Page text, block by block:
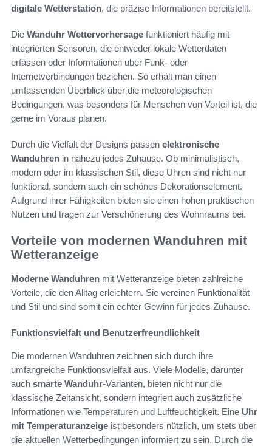
digitale Wetterstation, die präzise Informationen bereitstellt.
Die Wanduhr Wettervorhersage funktioniert häufig mit
integrierten Sensoren, die entweder lokale Wetterdaten
erfassen oder Informationen über Funk- oder
Internetverbindungen beziehen. So erhält man einen
umfassenden Überblick über die meteorologischen
Bedingungen, was besonders für Menschen von Vorteil ist, die
gerne im Voraus planen.
Durch die Vielfalt der Designs passen elektronische
Wanduhren in nahezu jedes Zuhause. Ob minimalistisch,
modern oder im klassischen Stil, diese Uhren sind nicht nur
funktional, sondern auch ein schönes Dekorationselement.
Aufgrund ihrer Fähigkeiten bieten sie einen hohen praktischen
Nutzen und tragen zur Verschönerung des Wohnraums bei.
Vorteile von modernen Wanduhren mit
Wetteranzeige
Moderne Wanduhren mit Wetteranzeige bieten zahlreiche
Vorteile, die den Alltag erleichtern. Sie vereinen Funktionalität
und Stil und sind somit ein echter Gewinn für jedes Zuhause.
Funktionsvielfalt und Benutzerfreundlichkeit
Die modernen Wanduhren zeichnen sich durch ihre
umfangreiche Funktionsvielfalt aus. Viele Modelle, darunter
auch smarte Wanduhr-Varianten, bieten nicht nur die
klassische Zeitansicht, sondern integriert auch zusätzliche
Informationen wie Temperaturen und Luftfeuchtigkeit. Eine Uhr
mit Temperaturanzeige ist besonders nützlich, um stets über
die aktuellen Wetterbedingungen informiert zu sein. Durch die